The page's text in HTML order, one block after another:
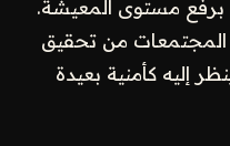
برفع مستوى المعيشة.
المجتمعات من تحقيق
إليه كأمنية بعيدة